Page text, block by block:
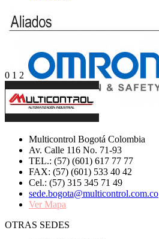
0 1 2
Multicontrol Bogotá Colombia
Av. Calle 116 No. 71-93
TEL.: (57) (601) 617 77 77
FAX: (57) (601) 533 40 42
Cel.: (57) 315 345 71 49
sede.bogota@multicontrol.com.co
Ver Mapa
OTRAS SEDES